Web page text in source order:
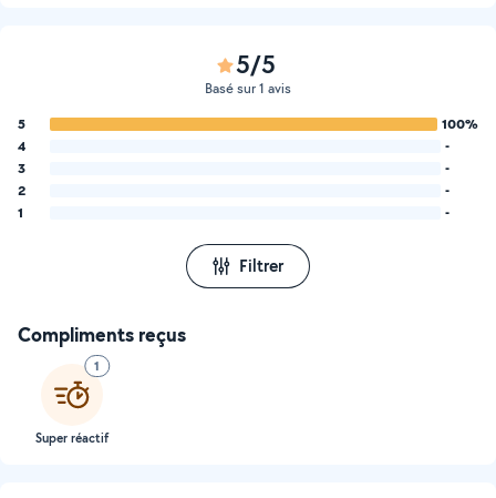
5/5
Basé sur 1 avis
5
100%
4
-
3
-
2
-
1
-
Filtrer
Compliments reçus
1
Super réactif